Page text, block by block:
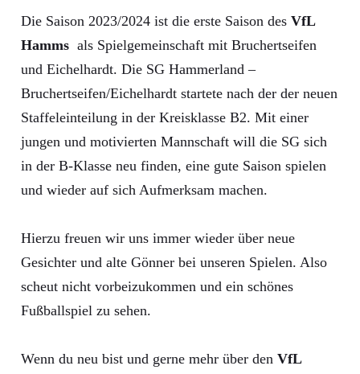
Die Saison 2023/2024 ist die erste Saison des VfL
Hamms als Spielgemeinschaft mit Bruchertseifen
und Eichelhardt. Die SG Hammerland –
Bruchertseifen/Eichelhardt startete nach der der neuen
Staffeleinteilung in der Kreisklasse B2. Mit einer
jungen und motivierten Mannschaft will die SG sich
in der B-Klasse neu finden, eine gute Saison spielen
und wieder auf sich Aufmerksam machen.
Hierzu freuen wir uns immer wieder über neue
Gesichter und alte Gönner bei unseren Spielen. Also
scheut nicht vorbeizukommen und ein schönes
Fußballspiel zu sehen.
Wenn du neu bist und gerne mehr über den VfL